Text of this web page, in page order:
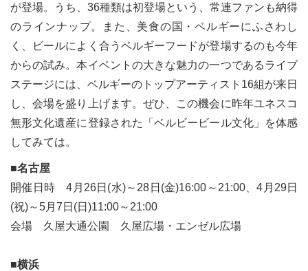
が登場。うち、36種類は初登場という、常連ファンも納得
のラインナップ。また、美食の国・ベルギーにふさわし
く、ビールによく合うベルギーフードが登場するのも今年
からの試み。本イベントの大きな魅力の一つであるライブ
ステージには、ベルギーのトップアーティスト16組が来日
し、会場を盛り上げます。ぜひ、この機会に昨年ユネスコ
無形文化遺産に登録された「ベルビービール文化」を体感
してみては。
■名古屋
開催日時 4月26日(水)～28日(金)16:00～21:00、4月29日
(祝)～5月7日(日)11:00～21:00
会場 久屋大通公園 久屋広場・エンゼル広場
■横浜